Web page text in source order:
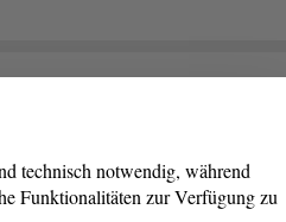
technisch notwendig, während
Funktionalitäten zur Verfügung zu